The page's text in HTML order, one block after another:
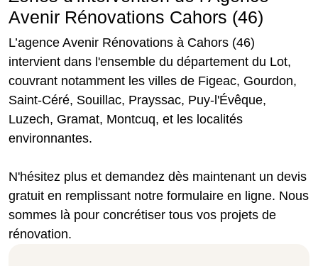
Avenir Rénovations Cahors (46)
L’agence Avenir Rénovations à Cahors (46)
intervient dans l'ensemble du département du Lot,
couvrant notamment les villes de Figeac, Gourdon,
Saint-Céré, Souillac, Prayssac, Puy-l'Évêque,
Luzech, Gramat, Montcuq, et les localités
environnantes.
N'hésitez plus et demandez dès maintenant un devis
gratuit en remplissant notre formulaire en ligne. Nous
sommes là pour concrétiser tous vos projets de
rénovation.